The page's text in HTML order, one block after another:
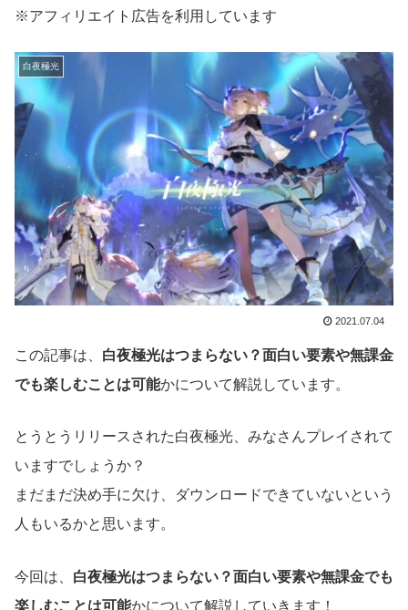
※アフィリエイト広告を利用しています
白夜極光
2021.07.04
この記事は、 白夜極光はつまらない？面白い要素や無課金
でも楽しむことは可能かについて解説しています。
とうとうリリースされた白夜極光、みなさんプレイされて
いますでしょうか？
まだまだ決め手に欠け、ダウンロードできていないという
人もいるかと思います。
今回は、 白夜極光はつまらない？面白い要素や無課金でも
楽しむことは可能かについて解説していきます！